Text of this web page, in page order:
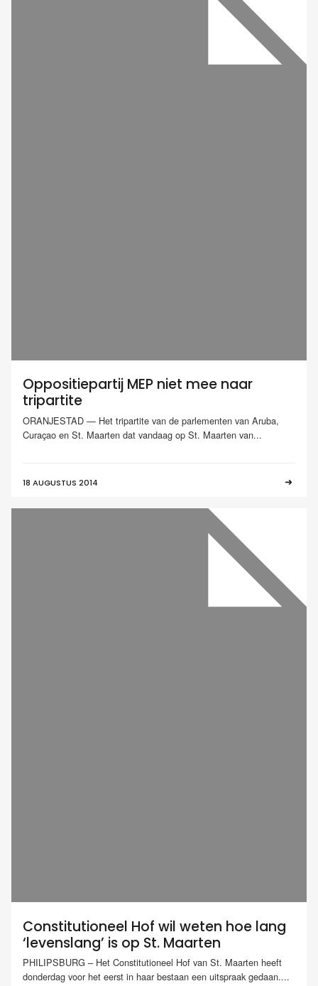
Oppositiepartij MEP niet mee naar
tripartite
ORANJESTAD — Het tripartite van de parlementen van Aruba,
Curaçao en St. Maarten dat vandaag op St. Maarten van...
18 AUGUSTUS 2014
Constitutioneel Hof wil weten hoe lang
‘levenslang’ is op St. Maarten
PHILIPSBURG – Het Constitutioneel Hof van St. Maarten heeft
donderdag voor het eerst in haar bestaan een uitspraak gedaan....